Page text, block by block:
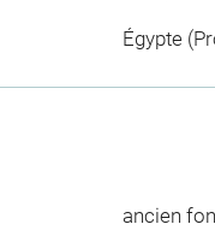
Égypte
ancien